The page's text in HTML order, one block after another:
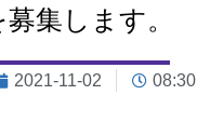
募集します。
2021-11-02 08:30